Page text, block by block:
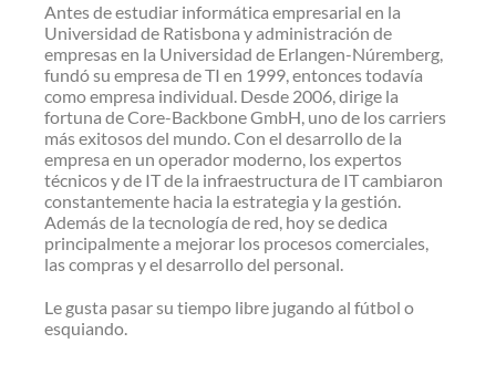
Antes de estudiar informática empresarial en la
Universidad de Ratisbona y administración de
empresas en la Universidad de Erlangen-Núremberg,
fundó su empresa de TI en 1999, entonces todavía
como empresa individual. Desde 2006, dirige la
fortuna de Core-Backbone GmbH, uno de los carriers
más exitosos del mundo. Con el desarrollo de la
empresa en un operador moderno, los expertos
técnicos y de IT de la infraestructura de IT cambiaron
constantemente hacia la estrategia y la gestión.
Además de la tecnología de red, hoy se dedica
principalmente a mejorar los procesos comerciales,
las compras y el desarrollo del personal.
Le gusta pasar su tiempo libre jugando al fútbol o
esquiando.